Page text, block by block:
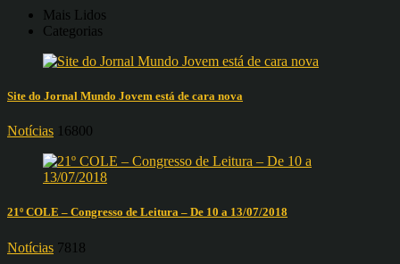
Mais Lidos
Categorias
Site do Jornal Mundo Jovem está de cara nova
Notícias 16800
21º COLE – Congresso de Leitura – De 10 a 13/07/2018
Notícias 7818